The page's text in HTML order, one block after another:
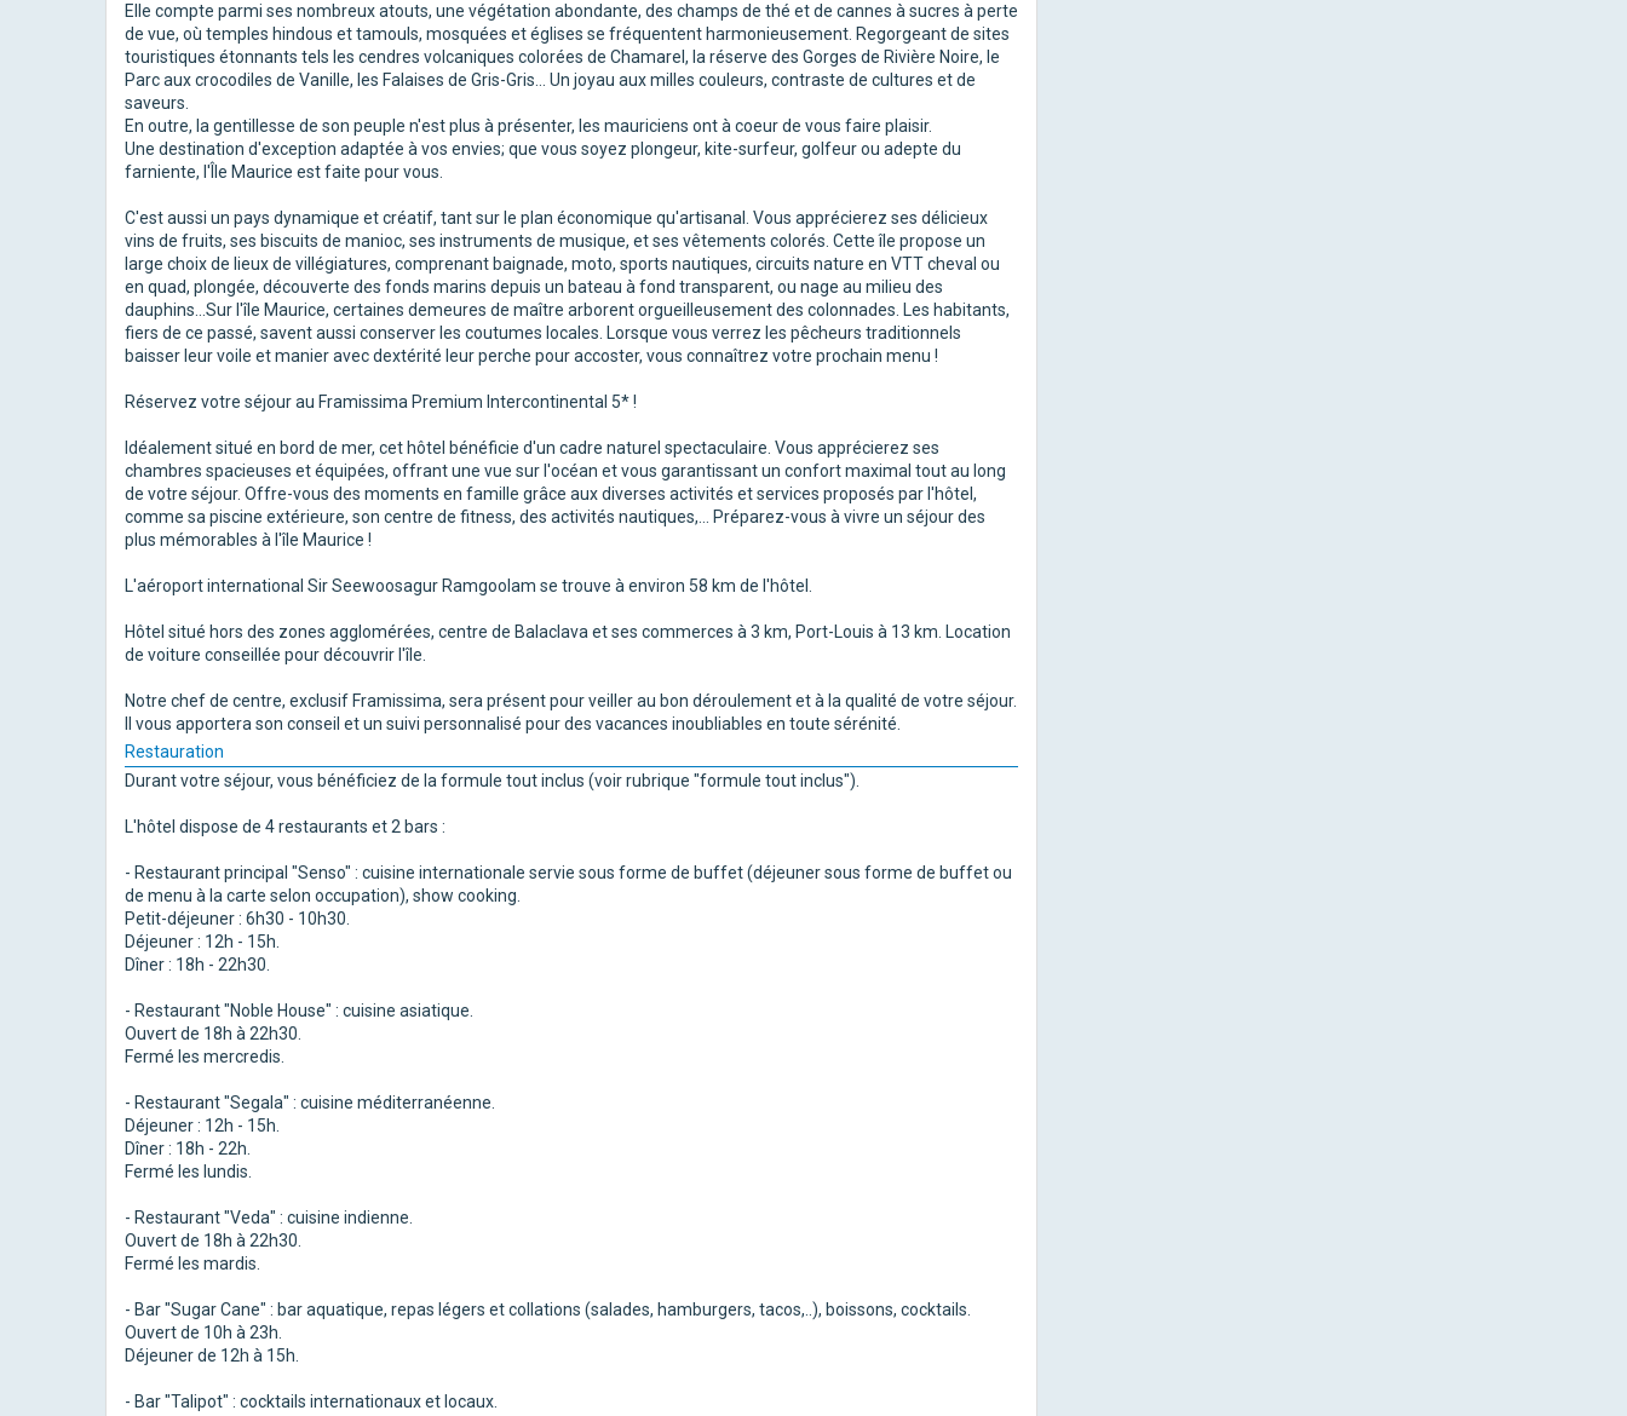
Elle compte parmi ses nombreux atouts, une végétation abondante, des champs de thé et de cannes à sucres à perte
de vue, où temples hindous et tamouls, mosquées et églises se fréquentent harmonieusement. Regorgeant de sites
touristiques étonnants tels les cendres volcaniques colorées de Chamarel, la réserve des Gorges de Rivière Noire, le
Parc aux crocodiles de Vanille, les Falaises de Gris-Gris... Un joyau aux milles couleurs, contraste de cultures et de
saveurs.
En outre, la gentillesse de son peuple n'est plus à présenter, les mauriciens ont à coeur de vous faire plaisir.
Une destination d'exception adaptée à vos envies; que vous soyez plongeur, kite-surfeur, golfeur ou adepte du
farniente, l'Île Maurice est faite pour vous.
C'est aussi un pays dynamique et créatif, tant sur le plan économique qu'artisanal. Vous apprécierez ses délicieux
vins de fruits, ses biscuits de manioc, ses instruments de musique, et ses vêtements colorés. Cette île propose un
large choix de lieux de villégiatures, comprenant baignade, moto, sports nautiques, circuits nature en VTT cheval ou
en quad, plongée, découverte des fonds marins depuis un bateau à fond transparent, ou nage au milieu des
dauphins...Sur l'île Maurice, certaines demeures de maître arborent orgueilleusement des colonnades. Les habitants,
fiers de ce passé, savent aussi conserver les coutumes locales. Lorsque vous verrez les pêcheurs traditionnels
baisser leur voile et manier avec dextérité leur perche pour accoster, vous connaîtrez votre prochain menu !
Réservez votre séjour au Framissima Premium Intercontinental 5* !
Idéalement situé en bord de mer, cet hôtel bénéficie d'un cadre naturel spectaculaire. Vous apprécierez ses
chambres spacieuses et équipées, offrant une vue sur l'océan et vous garantissant un confort maximal tout au long
de votre séjour. Offre-vous des moments en famille grâce aux diverses activités et services proposés par l'hôtel,
comme sa piscine extérieure, son centre de fitness, des activités nautiques,... Préparez-vous à vivre un séjour des
plus mémorables à l'île Maurice !
L'aéroport international Sir Seewoosagur Ramgoolam se trouve à environ 58 km de l'hôtel.
Hôtel situé hors des zones agglomérées, centre de Balaclava et ses commerces à 3 km, Port-Louis à 13 km. Location
de voiture conseillée pour découvrir l'île.
Notre chef de centre, exclusif Framissima, sera présent pour veiller au bon déroulement et à la qualité de votre séjour.
Il vous apportera son conseil et un suivi personnalisé pour des vacances inoubliables en toute sérénité.
Restauration
Durant votre séjour, vous bénéficiez de la formule tout inclus (voir rubrique "formule tout inclus").
L'hôtel dispose de 4 restaurants et 2 bars :
- Restaurant principal "Senso" : cuisine internationale servie sous forme de buffet (déjeuner sous forme de buffet ou
de menu à la carte selon occupation), show cooking.
Petit-déjeuner : 6h30 - 10h30.
Déjeuner : 12h - 15h.
Dîner : 18h - 22h30.
- Restaurant "Noble House" : cuisine asiatique.
Ouvert de 18h à 22h30.
Fermé les mercredis.
- Restaurant "Segala" : cuisine méditerranéenne.
Déjeuner : 12h - 15h.
Dîner : 18h - 22h.
Fermé les lundis.
- Restaurant "Veda" : cuisine indienne.
Ouvert de 18h à 22h30.
Fermé les mardis.
- Bar "Sugar Cane" : bar aquatique, repas légers et collations (salades, hamburgers, tacos,..), boissons, cocktails.
Ouvert de 10h à 23h.
Déjeuner de 12h à 15h.
- Bar "Talipot" : cocktails internationaux et locaux.